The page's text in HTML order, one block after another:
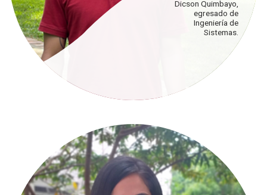
Dicson Quimbayo,
egresado de
Ingeniería de
Sistemas.